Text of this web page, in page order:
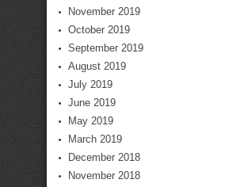
November 2019
October 2019
September 2019
August 2019
July 2019
June 2019
May 2019
March 2019
December 2018
November 2018